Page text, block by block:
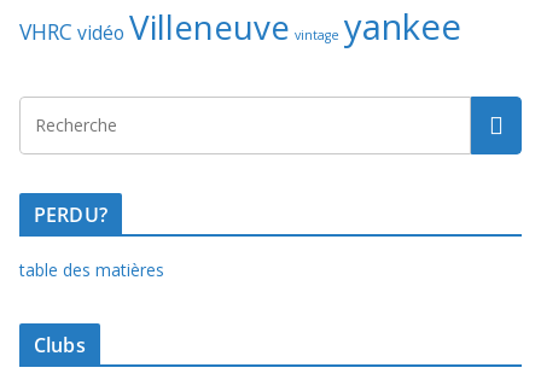
VHRC vidéo Villeneuve vintage yankee
PERDU?
table des matières
Clubs